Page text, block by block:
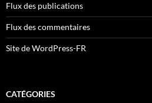
Flux des publications
Flux des commentaires
Site de WordPress-FR
CATÉGORIES